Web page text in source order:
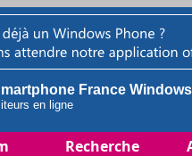
France
en ligne
Recherche